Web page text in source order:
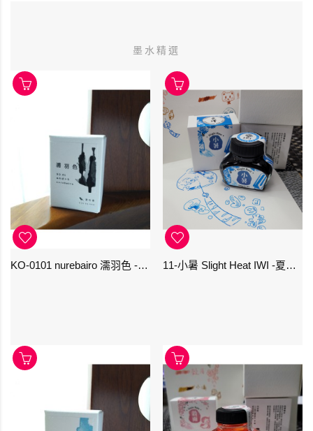
墨水精選
KO-0101 nurebairo 濡羽色 -日本名牌京の音樽裝鋼筆墨水40ml 4573356130012 11-小暑 Slight Heat IWI -夏季-24節氣色澤鋼筆墨水